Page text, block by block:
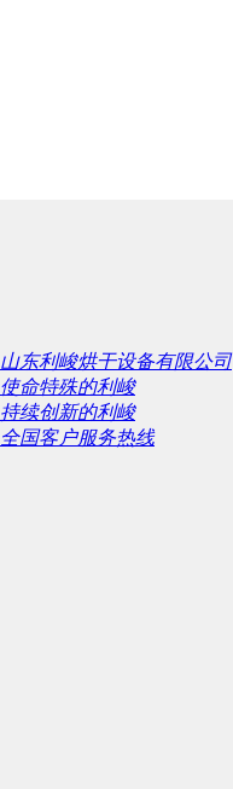
山东利峻烘干设备有限公司
使命特殊的利峻
持续创新的利峻
全国客户服务热线